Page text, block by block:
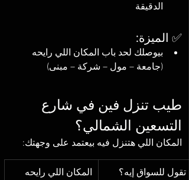
الدقيقة
✅ الميزة:
بيوصلك لحد باب المكان اللي رايحه
(جامعة – مول – شركة – مبنى)
طيب تنزل فين في شارع
التسعين الشمالي؟
المكان اللي هتنزل فيه بيعتمد على وجهتك:
المكان اللي رايحه تقول للسواق إيه؟